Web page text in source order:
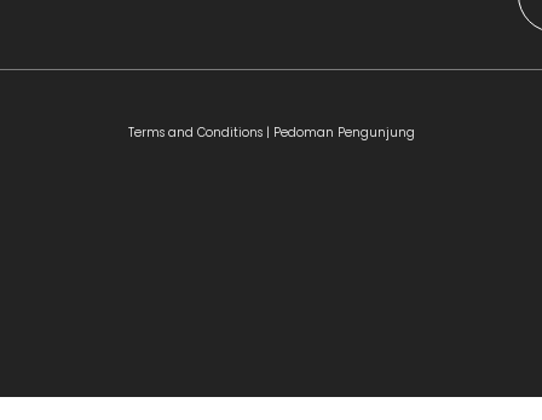
Terms and Conditions | Pedoman Pengunjung